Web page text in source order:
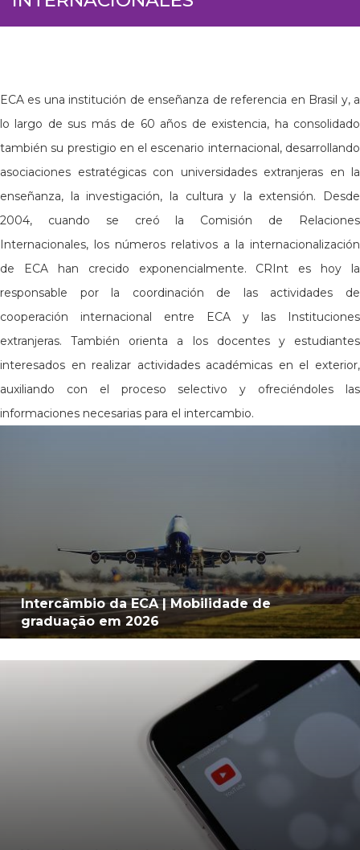
ECA es una institución de enseñanza de referencia en Brasil y, a
lo largo de sus más de 60 años de existencia, ha consolidado
también su prestigio en el escenario internacional, desarrollando
asociaciones estratégicas con universidades extranjeras en la
enseñanza, la investigación, la cultura y la extensión. Desde
2004, cuando se creó la Comisión de Relaciones
Internacionales, los números relativos a la internacionalización
de ECA han crecido exponencialmente. CRInt es hoy la
responsable por la coordinación de las actividades de
cooperación internacional entre ECA y las Instituciones
extranjeras. También orienta a los docentes y estudiantes
interesados en realizar actividades académicas en el exterior,
auxiliando con el proceso selectivo y ofreciéndoles las
informaciones necesarias para el intercambio.
Intercâmbio da ECA | Mobilidade de
graduação em 2026